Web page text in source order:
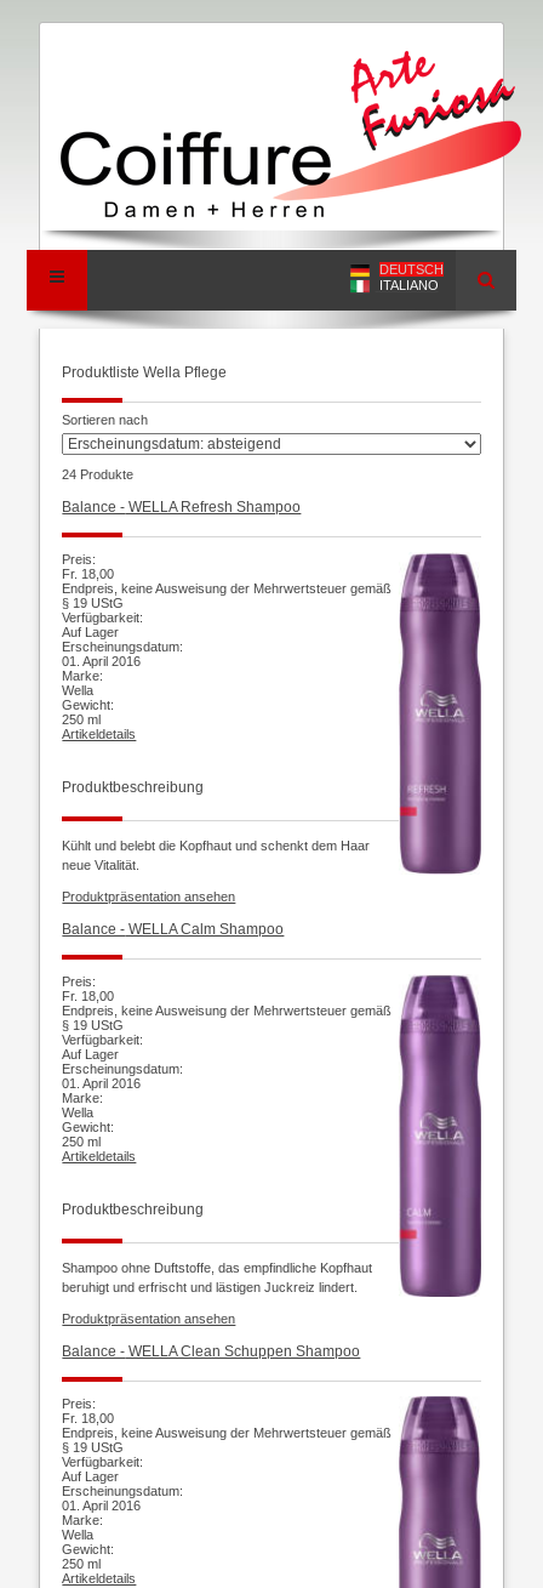
DEUTSCH
ITALIANO
Produktliste Wella Pflege
Sortieren nach
24 Produkte
Balance - WELLA Refresh Shampoo
Preis:
Fr. 18,00
Endpreis, keine Ausweisung der Mehrwertsteuer gemäß
§ 19 UStG
Verfügbarkeit:
Auf Lager
Erscheinungsdatum:
01. April 2016
Marke:
Wella
Gewicht:
250 ml
Artikeldetails
Produktbeschreibung
Kühlt und belebt die Kopfhaut und schenkt dem Haar
neue Vitalität.
Produktpräsentation ansehen
Balance - WELLA Calm Shampoo
Preis:
Fr. 18,00
Endpreis, keine Ausweisung der Mehrwertsteuer gemäß
§ 19 UStG
Verfügbarkeit:
Auf Lager
Erscheinungsdatum:
01. April 2016
Marke:
Wella
Gewicht:
250 ml
Artikeldetails
Produktbeschreibung
Shampoo ohne Duftstoffe, das empfindliche Kopfhaut
beruhigt und erfrischt und lästigen Juckreiz lindert.
Produktpräsentation ansehen
Balance - WELLA Clean Schuppen Shampoo
Preis:
Fr. 18,00
Endpreis, keine Ausweisung der Mehrwertsteuer gemäß
§ 19 UStG
Verfügbarkeit:
Auf Lager
Erscheinungsdatum:
01. April 2016
Marke:
Wella
Gewicht:
250 ml
Artikeldetails